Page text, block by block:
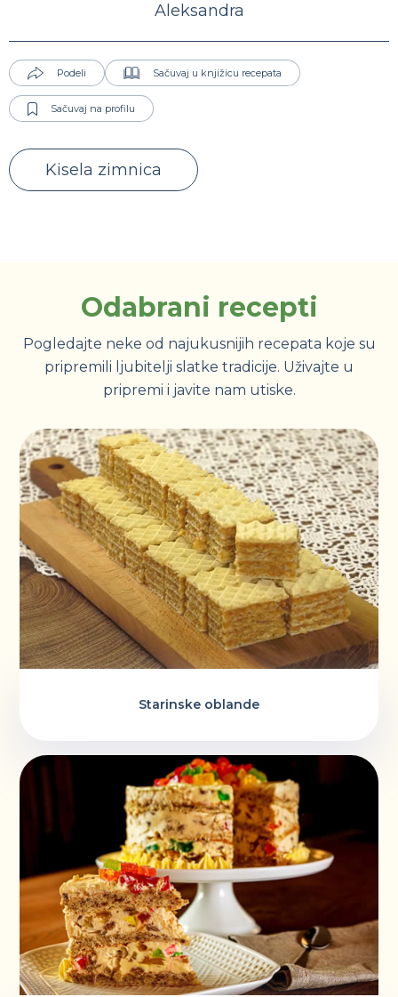
Aleksandra
Podeli Sačuvaj u knjižicu recepata
Sačuvaj na profilu
Kisela zimnica
Odabrani recepti
Pogledajte neke od najukusnijih recepata koje su
pripremili ljubitelji slatke tradicije. Uživajte u
pripremi i javite nam utiske.
Starinske oblande